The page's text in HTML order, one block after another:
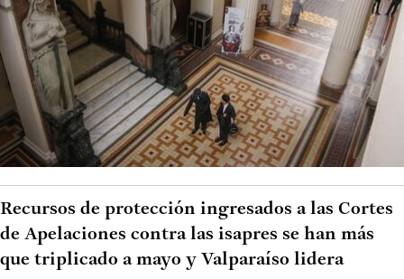
Recursos de protección ingresados a las Cortes
de Apelaciones contra las isapres se han más
que triplicado a mayo y Valparaíso lidera